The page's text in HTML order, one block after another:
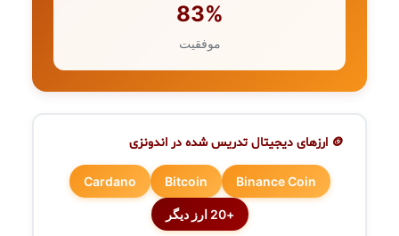
83%
موفقیت
🪙 ارزهای دیجیتال تدریس شده در اندونزی
Binance Coin
Bitcoin
Cardano
+20 ارز دیگر